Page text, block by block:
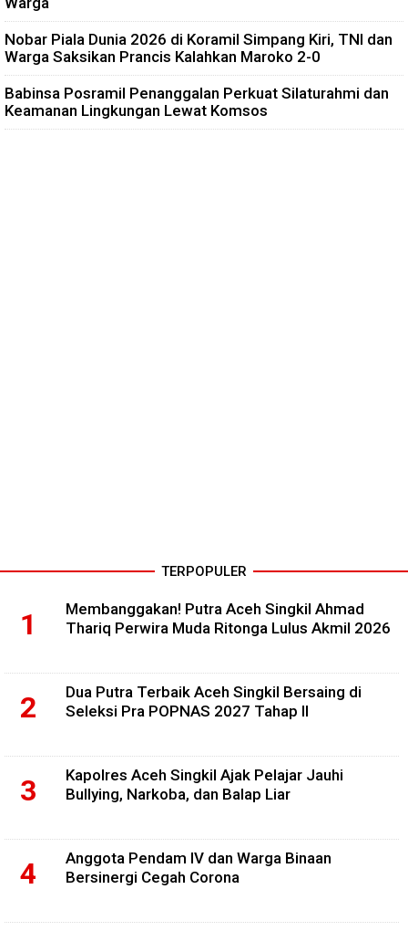
Nobar Piala Dunia 2026 di Koramil Simpang Kiri, TNI dan
Warga Saksikan Prancis Kalahkan Maroko 2-0
Babinsa Posramil Penanggalan Perkuat Silaturahmi dan
Keamanan Lingkungan Lewat Komsos
TERPOPULER
Membanggakan! Putra Aceh Singkil Ahmad
Thariq Perwira Muda Ritonga Lulus Akmil 2026
Dua Putra Terbaik Aceh Singkil Bersaing di
Seleksi Pra POPNAS 2027 Tahap II
Kapolres Aceh Singkil Ajak Pelajar Jauhi
Bullying, Narkoba, dan Balap Liar
Anggota Pendam IV dan Warga Binaan
Bersinergi Cegah Corona